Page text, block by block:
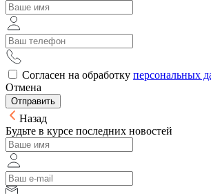
Согласен на обработку персональных
Отмена
Отправить
Назад
Будьте в курсе последних новостей